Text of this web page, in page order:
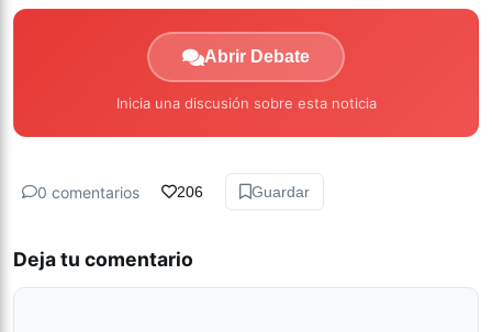
Abrir Debate
Inicia una discusión sobre esta noticia
0 comentarios 206 Guardar
Deja tu comentario